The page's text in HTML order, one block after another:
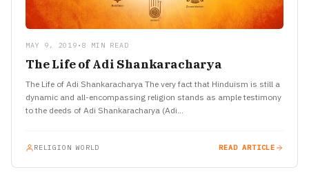
MAY 9, 2019 • 8 MIN READ
The Life of Adi Shankaracharya
The Life of Adi Shankaracharya The very fact that Hinduism is still a
dynamic and all-encompassing religion stands as ample testimony
to the deeds of Adi Shankaracharya (Adi…
RELIGION WORLD READ ARTICLE